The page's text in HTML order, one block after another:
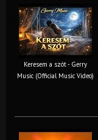
Keresem a szót - Gerry
Music (Official Music Video)